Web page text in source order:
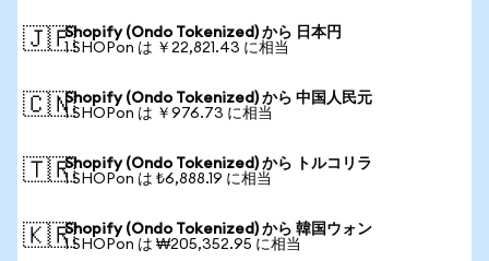
🇯🇵Shopify (Ondo Tokenized) から 日本円
1 SHOPon は ￥22,821.43 に相当
🇨🇳Shopify (Ondo Tokenized) から 中国人民元
1 SHOPon は ￥976.73 に相当
🇹🇷Shopify (Ondo Tokenized) から トルコリラ
1 SHOPon は ₺6,888.19 に相当
🇰🇷Shopify (Ondo Tokenized) から 韓国ウォン
1 SHOPon は ₩205,352.95 に相当